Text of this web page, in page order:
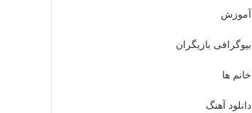
آموزش
بیوگرافی بازیگران
خانم ها
دانلود آهنگ